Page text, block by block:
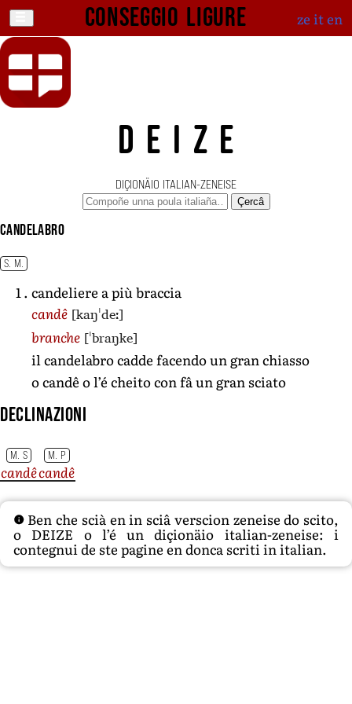
Conseggio ligure ze iten
DEIZE
DIÇIONÄIO ITALIAN-ZENEISE
Çercâ
candelabro
S. M.
candeliere a più braccia
candê [kaŋˈdeː]
branche [ˈbraŋke]
il candelabro cadde facendo un gran chiasso
o candê o l’é cheito con fâ un gran sciato
Declinazioni
M. S M. P
candêcandê
Ben che scià en in sciâ verscion zeneise do scito,
o DEIZE o l’é un diçionäio italian-zeneise: i
contegnui de ste pagine en donca scriti in italian.